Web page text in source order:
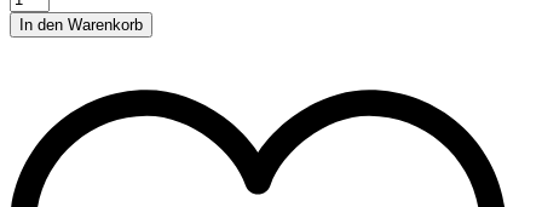
In den Warenkorb